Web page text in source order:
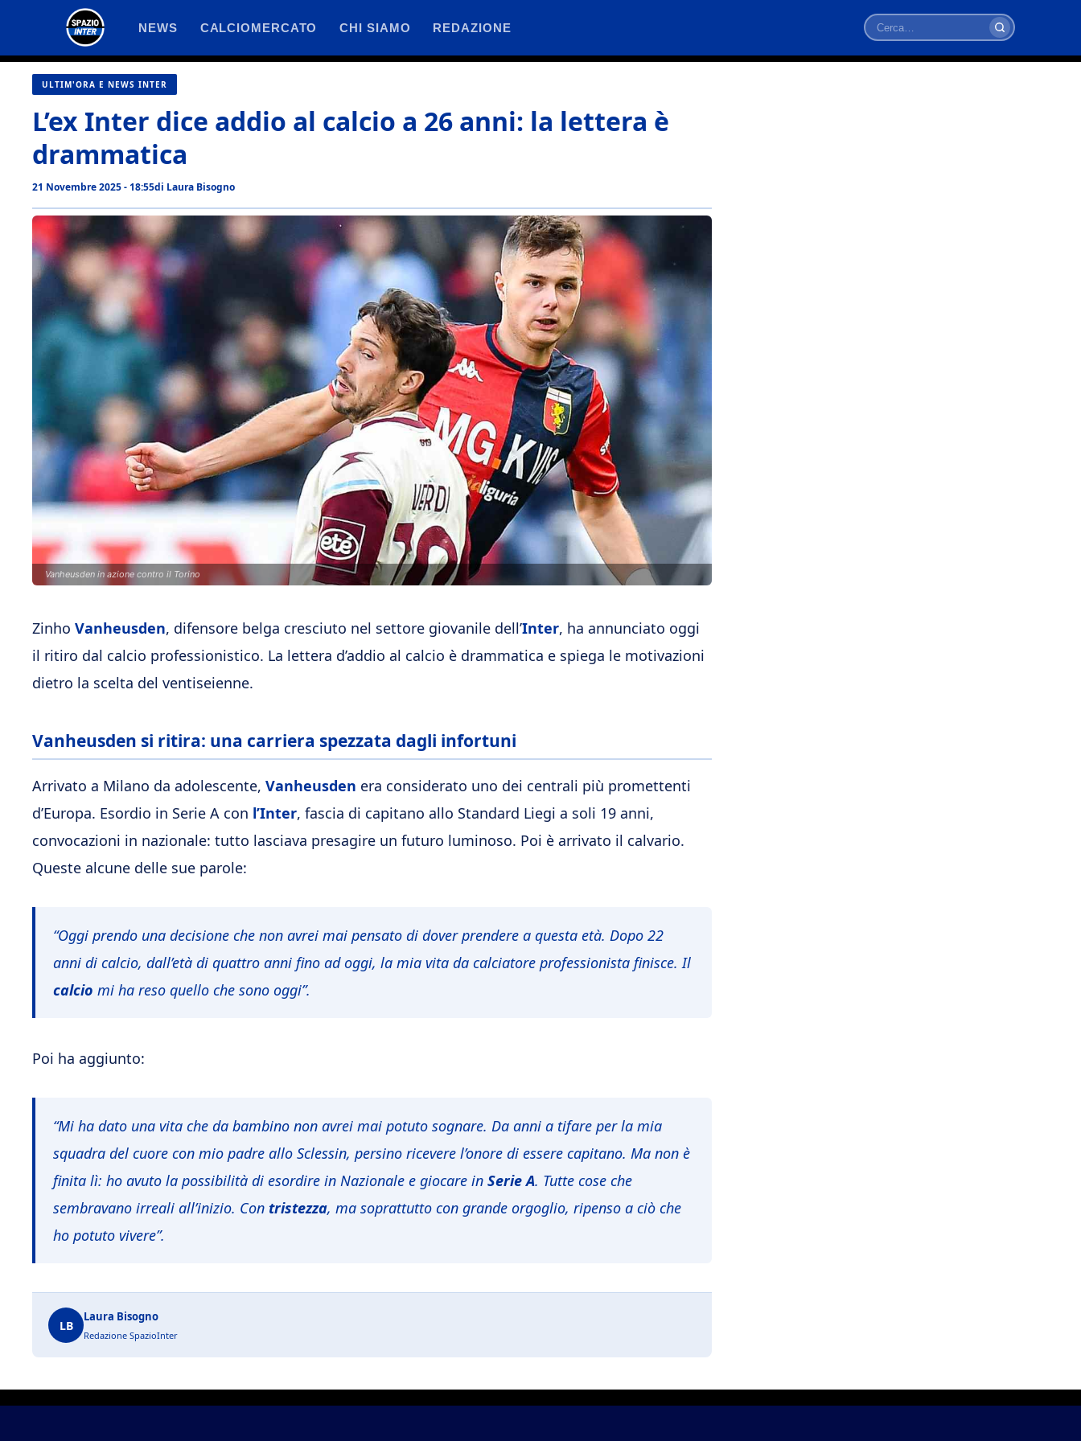
contenuto
NEWS CALCIOMERCATO CHI SIAMO REDAZIONE
Cerca
ULTIM'ORA E NEWS INTER
L’ex Inter dice addio al calcio a 26 anni: la lettera è
drammatica
21 Novembre 2025 - 18:55di Laura Bisogno
Vanheusden in azione contro il Torino
Zinho Vanheusden, difensore belga cresciuto nel settore giovanile dell’Inter, ha annunciato oggi
il ritiro dal calcio professionistico. La lettera d’addio al calcio è drammatica e spiega le motivazioni
dietro la scelta del ventiseienne.
Vanheusden si ritira: una carriera spezzata dagli infortuni
Arrivato a Milano da adolescente, Vanheusden era considerato uno dei centrali più promettenti
d’Europa. Esordio in Serie A con l’Inter, fascia di capitano allo Standard Liegi a soli 19 anni,
convocazioni in nazionale: tutto lasciava presagire un futuro luminoso. Poi è arrivato il calvario.
Queste alcune delle sue parole:
“Oggi prendo una decisione che non avrei mai pensato di dover prendere a questa età. Dopo 22
anni di calcio, dall’età di quattro anni fino ad oggi, la mia vita da calciatore professionista finisce. Il
calcio mi ha reso quello che sono oggi”.
Poi ha aggiunto:
“Mi ha dato una vita che da bambino non avrei mai potuto sognare. Da anni a tifare per la mia
squadra del cuore con mio padre allo Sclessin, persino ricevere l’onore di essere capitano. Ma non è
finita lì: ho avuto la possibilità di esordire in Nazionale e giocare in Serie A. Tutte cose che
sembravano irreali all’inizio. Con tristezza, ma soprattutto con grande orgoglio, ripenso a ciò che
ho potuto vivere”.
LB
Laura Bisogno
Redazione SpazioInter